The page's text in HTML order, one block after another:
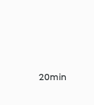
20min